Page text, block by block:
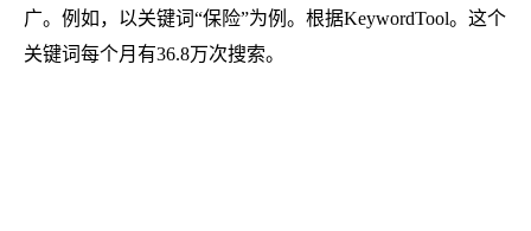
广。 例如，以关键词“保险”为例。根据KeywordTool。这个
关键词每个月有36.8万次搜索。